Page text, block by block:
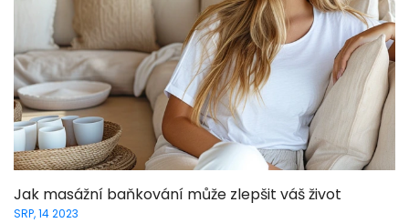
Jak masážní baňkování může zlepšit váš život
SRP, 14 2023